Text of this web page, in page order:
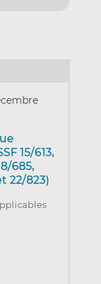
15/613,
685,
22/823)